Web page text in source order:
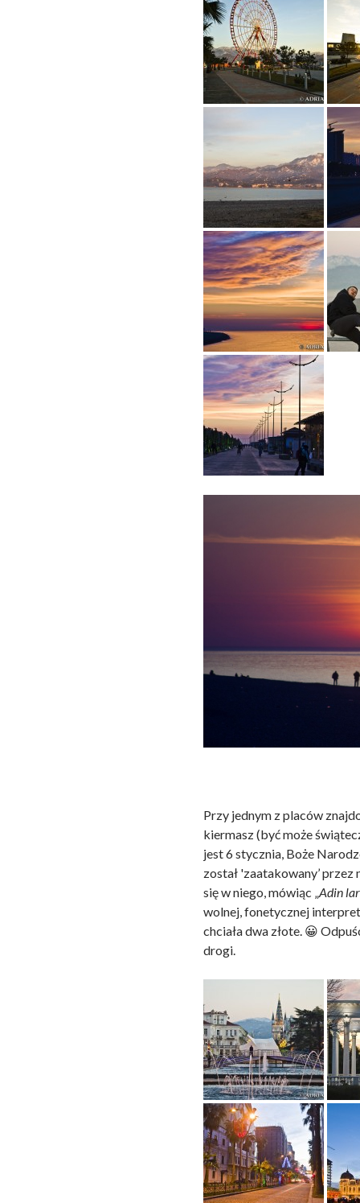
Przy jednym z placów
kiermasz (być może
jest 6 stycznia, Boże
został 'zaatakowany’ przez
się w niego, mówiąc „ Adin
wolnej, fonetycznej
chciała dwa złote. 😀
drogi.